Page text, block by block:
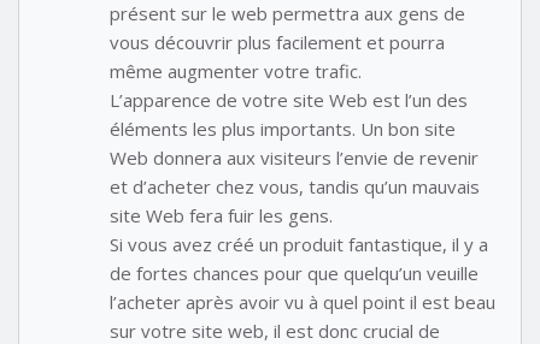
présent sur le web permettra aux gens de
vous découvrir plus facilement et pourra
même augmenter votre trafic.
L’apparence de votre site Web est l’un des
éléments les plus importants. Un bon site
Web donnera aux visiteurs l’envie de revenir
et d’acheter chez vous, tandis qu’un mauvais
site Web fera fuir les gens.
Si vous avez créé un produit fantastique, il y a
de fortes chances pour que quelqu’un veuille
l’acheter après avoir vu à quel point il est beau
sur votre site web, il est donc crucial de